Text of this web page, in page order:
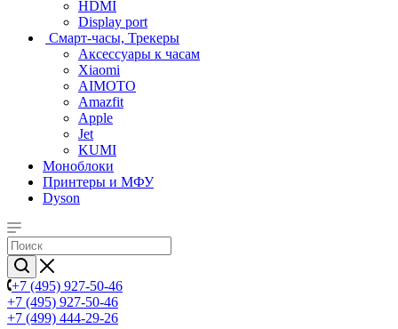
HDMI
Display port
Смарт-часы, Трекеры
Аксессуары к часам
Xiaomi
AIMOTO
Amazfit
Apple
Jet
KUMI
Моноблоки
Принтеры и МФУ
Dyson
+7 (495) 927-50-46
+7 (495) 927-50-46
+7 (499) 444-29-26